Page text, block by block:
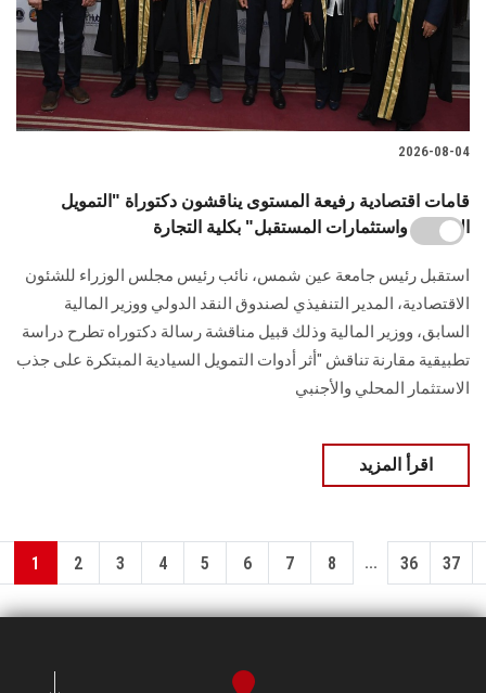
2026-08-04
قامات اقتصادية رفيعة المستوى يناقشون دكتوراة "التمويل
السيادي واستثمارات المستقبل" بكلية التجارة
استقبل رئيس جامعة عين شمس، نائب رئيس مجلس الوزراء للشئون
الاقتصادية، المدير التنفيذي لصندوق النقد الدولي ووزير المالية
السابق، ووزير المالية وذلك قبيل مناقشة رسالة دكتوراه تطرح دراسة
تطبيقية مقارنة تناقش "أثر أدوات التمويل السيادية المبتكرة على جذب
الاستثمار المحلي والأجنبي
اقرأ المزيد
1 2 3 4 5 6 7 8 ... 36 37